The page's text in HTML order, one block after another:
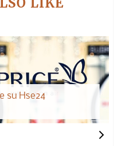
su Hse24